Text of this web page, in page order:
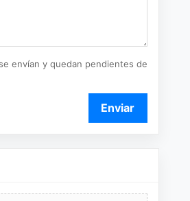
envían y quedan pendientes de
Enviar